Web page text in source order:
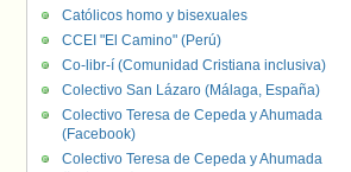
Católicos homo y bisexuales
CCEI "El Camino" (Perú)
Co-libr-í (Comunidad Cristiana inclusiva)
Colectivo San Lázaro (Málaga, España)
Colectivo Teresa de Cepeda y Ahumada
(Facebook)
Colectivo Teresa de Cepeda y Ahumada